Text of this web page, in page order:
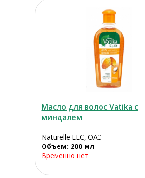
Масло для волос Vatika с
миндалем
Naturelle LLC, ОАЭ
Объем: 200 мл
Временно нет